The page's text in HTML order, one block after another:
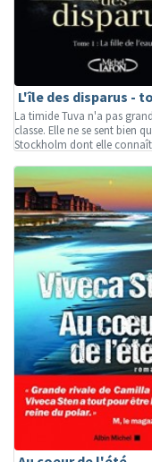
L'île des disparus -
La timide Tuva n'a pas
classe. Elle ne se sent bien
Stockholm dont elle